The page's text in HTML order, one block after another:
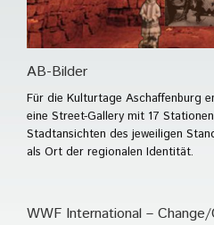
AB-Bilder
Für die Kulturtage Aschaffenburg
eine Street-Gallery mit 17
Stadtansichten des jeweiligen
als Ort der regionalen Identität.
WWF International –